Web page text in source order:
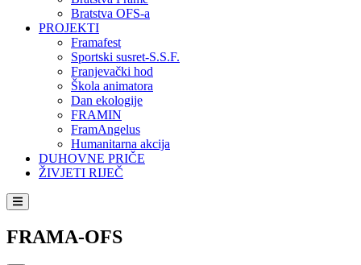
Bratstva OFS-a
PROJEKTI
Framafest
Sportski susret-S.S.F.
Franjevački hod
Škola animatora
Dan ekologije
FRAMIN
FramAngelus
Humanitarna akcija
DUHOVNE PRIČE
ŽIVJETI RIJEČ
FRAMA-OFS